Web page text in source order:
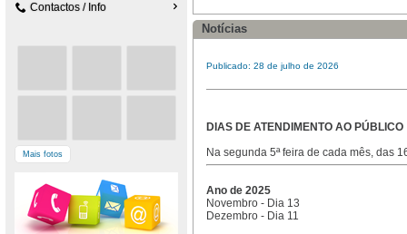
Contactos / Info
Mais fotos
Notícias
Publicado: 28 de julho de 2026
DIAS DE ATENDIMENTO AO PÚBLICO
Na segunda 5ª feira de cada mês, das
Ano de 2025
Novembro - Dia 13
Dezembro - Dia 11